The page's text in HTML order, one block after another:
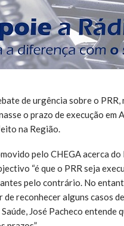
de urgência sobre o
o prazo de execução em
na Região.
pelo CHEGA acerca
“é que o PRR seja
pelo contrário. No
de reconhecer alguns casos
José Pacheco entende